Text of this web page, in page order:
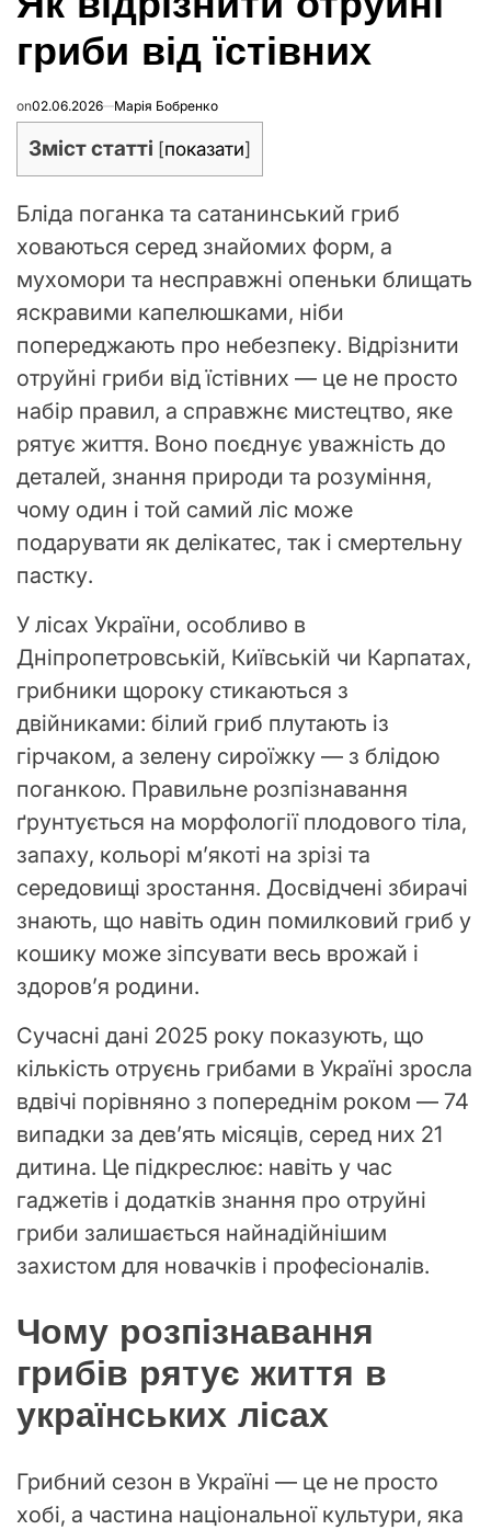
гриби від їстівних
on02.06.2026 Марія Бобренко
Зміст статті [показати]
Бліда поганка та сатанинський гриб
ховаються серед знайомих форм, а
мухомори та несправжні опеньки блищать
яскравими капелюшками, ніби
попереджають про небезпеку. Відрізнити
отруйні гриби від їстівних — це не просто
набір правил, а справжнє мистецтво, яке
рятує життя. Воно поєднує уважність до
деталей, знання природи та розуміння,
чому один і той самий ліс може
подарувати як делікатес, так і смертельну
пастку.
У лісах України, особливо в
Дніпропетровській, Київській чи Карпатах,
грибники щороку стикаються з
двійниками: білий гриб плутають із
гірчаком, а зелену сироїжку — з блідою
поганкою. Правильне розпізнавання
ґрунтується на морфології плодового тіла,
запаху, кольорі м’якоті на зрізі та
середовищі зростання. Досвідчені збирачі
знають, що навіть один помилковий гриб у
кошику може зіпсувати весь врожай і
здоров’я родини.
Сучасні дані 2025 року показують, що
кількість отруєнь грибами в Україні зросла
вдвічі порівняно з попереднім роком — 74
випадки за дев’ять місяців, серед них 21
дитина. Це підкреслює: навіть у час
гаджетів і додатків знання про отруйні
гриби залишається найнадійнішим
захистом для новачків і професіоналів.
Чому розпізнавання
грибів рятує життя в
українських лісах
Грибний сезон в Україні — це не просто
хобі, а частина національної культури, яка